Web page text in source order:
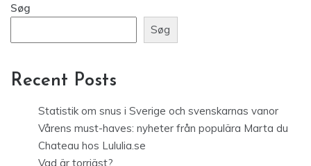
Søg
Søg
Recent Posts
Statistik om snus i Sverige och svenskarnas vanor
Vårens must-haves: nyheter från populära Marta du
Chateau hos Lululia.se